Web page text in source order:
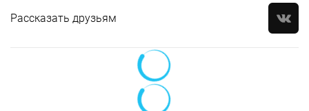
Рассказать друзьям